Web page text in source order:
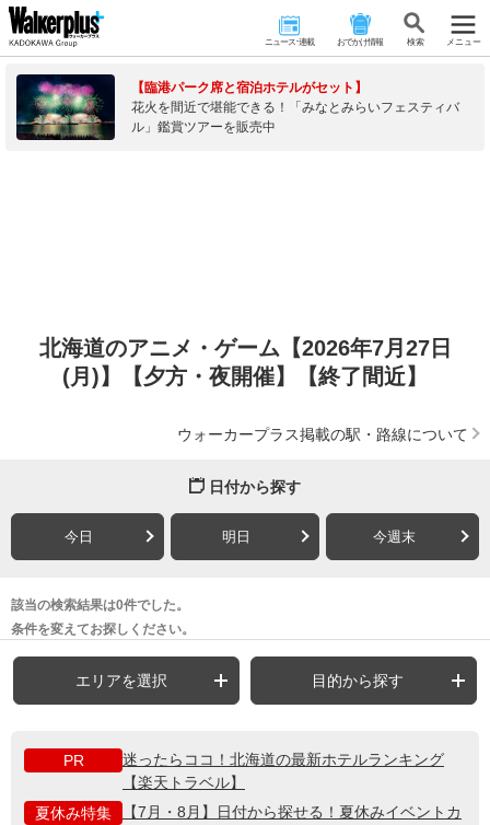
ニュース･連載 おでかけ情報 検 索 メニュー
【臨港パーク席と宿泊ホテルがセット】
花火を間近で堪能できる！「みなとみらいフェスティバ
ル」鑑賞ツアーを販売中
北海道のアニメ・ゲーム【2026年7月27日
(月)】【夕方・夜開催】【終了間近】
ウォーカープラス掲載の駅・路線について
日付から探す
今日 明日 今週末
該当の検索結果は0件でした。
条件を変えてお探しください。
エリアを選択 目的から探す
PR
迷ったらココ！北海道の最新ホテルランキング
【楽天トラベル】
夏休み特集
【7月・8月】日付から探せる！夏休みイベントカ